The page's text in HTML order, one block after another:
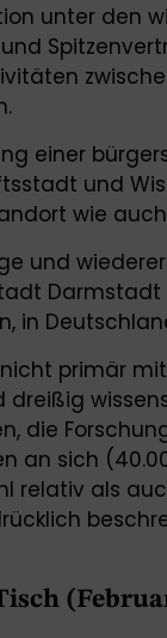
unter den
einer
und
wie
und
in
primär
dreißig
die
an sich
relativ als